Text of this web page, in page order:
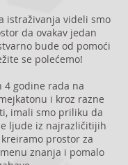
istraživanja videli smo
da ovakav jedan
bude od pomoći
se polećemo!
4 godine rada na
i kroz razne
imali smo priliku da
ljude iz najrazličitijih
prostor za
znanja i pomalo